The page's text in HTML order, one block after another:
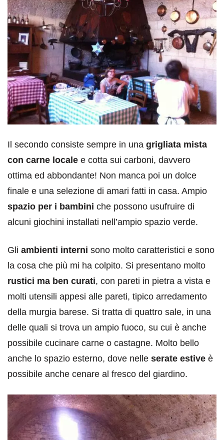
Il secondo consiste sempre in una grigliata mista
con carne locale e cotta sui carboni, davvero
ottima ed abbondante! Non manca poi un dolce
finale e una selezione di amari fatti in casa. Ampio
spazio per i bambini che possono usufruire di
alcuni giochini installati nell’ampio spazio verde.
Gli ambienti interni sono molto caratteristici e sono
la cosa che più mi ha colpito. Si presentano molto
rustici ma ben curati, con pareti in pietra a vista e
molti utensili appesi alle pareti, tipico arredamento
della murgia barese. Si tratta di quattro sale, in una
delle quali si trova un ampio fuoco, su cui è anche
possibile cucinare carne o castagne. Molto bello
anche lo spazio esterno, dove nelle serate estive è
possibile anche cenare al fresco del giardino.